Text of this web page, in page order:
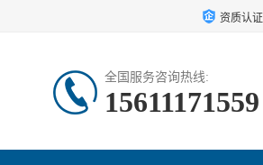
资质认证
全国服务咨询热线:
15611171559